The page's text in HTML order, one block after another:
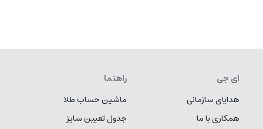
ای جی
هدایای سازمانی
همکاری با ما
راهنما
ماشین حساب طلا
جدول تعیین سایز